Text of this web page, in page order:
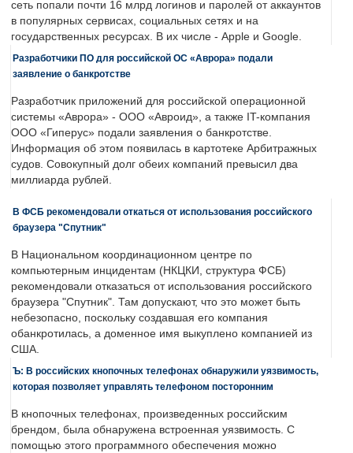
сеть попали почти 16 млрд логинов и паролей от аккаунтов
в популярных сервисах, социальных сетях и на
государственных ресурсах. В их числе - Apple и Google.
Разработчики ПО для российской ОС «Аврора» подали
заявление о банкротстве
Разработчик приложений для российской операционной
системы «Аврора» - ООО «Авроид», а также IT-компания
ООО «Гиперус» подали заявления о банкротстве.
Информация об этом появилась в картотеке Арбитражных
судов. Совокупный долг обеих компаний превысил два
миллиарда рублей.
В ФСБ рекомендовали откаться от использования российского
браузера "Спутник"
В Национальном координационном центре по
компьютерным инцидентам (НКЦКИ, структура ФСБ)
рекомендовали отказаться от использования российского
браузера "Спутник". Там допускают, что это может быть
небезопасно, поскольку создавшая его компания
обанкротилась, а доменное имя выкуплено компанией из
США.
Ъ: В российских кнопочных телефонах обнаружили уязвимость,
которая позволяет управлять телефоном посторонним
В кнопочных телефонах, произведенных российским
брендом, была обнаружена встроенная уязвимость. С
помощью этого программного обеспечения можно